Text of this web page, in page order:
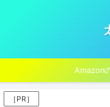
Amazon
［PR］